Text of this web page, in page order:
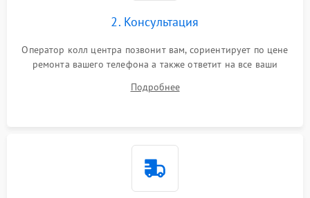
2. Консультация
Оператор колл центра позвонит вам, сориентирует по цене
ремонта вашего телефона а также ответит на все ваши
Подробнее